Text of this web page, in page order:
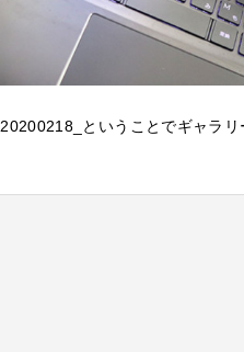
20200218_ということでギャラリ